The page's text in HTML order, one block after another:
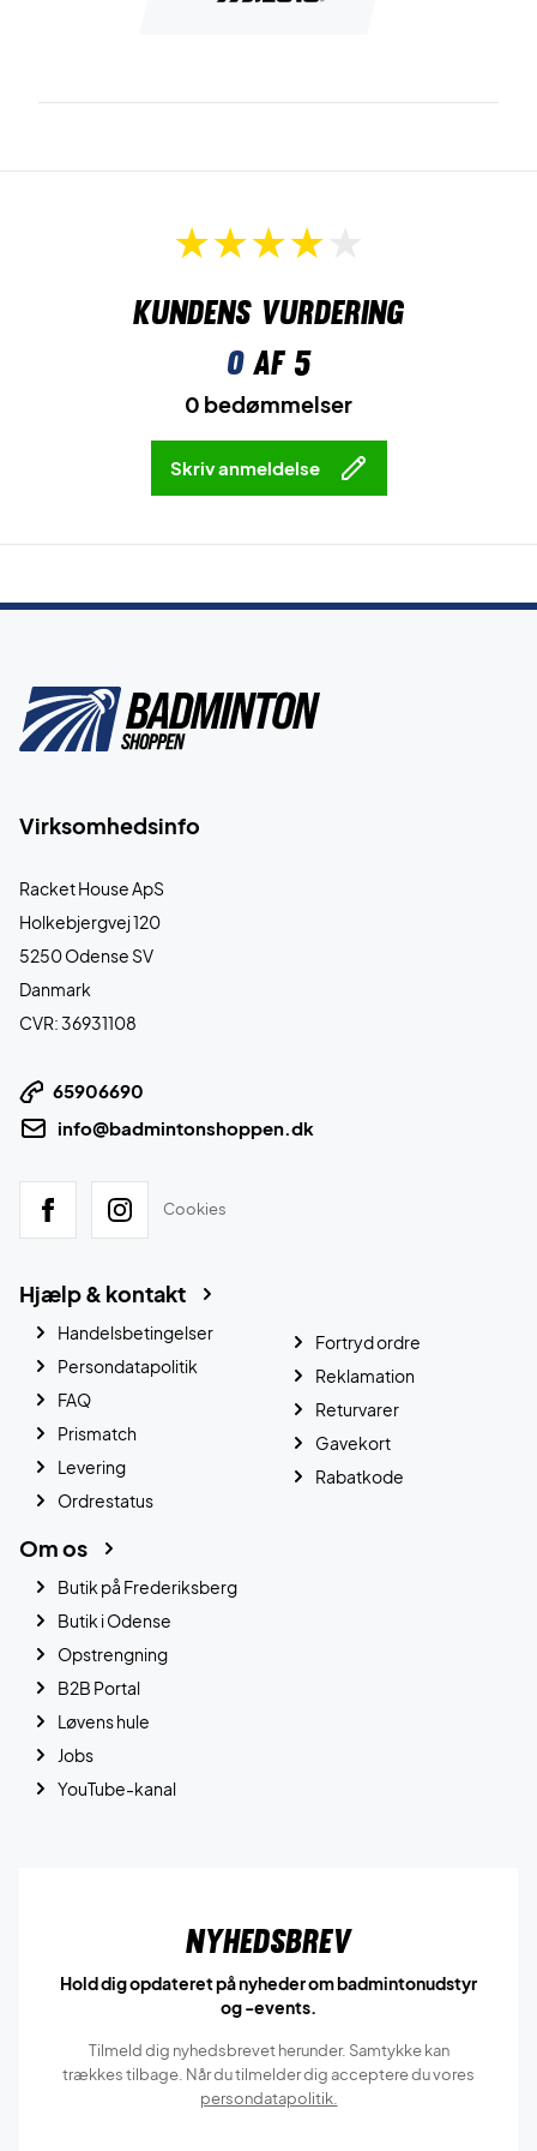
Kundens vurdering
0af 5
0 bedømmelser
Skriv anmeldelse
Virksomhedsinfo
Racket House ApS
Holkebjergvej 120
5250 Odense SV
Danmark
CVR: 36931108
65906690
info@badmintonshoppen.dk
Cookies
Hjælp & kontakt
Handelsbetingelser
Persondatapolitik
FAQ
Prismatch
Levering
Ordrestatus
Fortryd ordre
Reklamation
Returvarer
Gavekort
Rabatkode
Om os
Butik på Frederiksberg
Butik i Odense
Opstrengning
B2B Portal
Løvens hule
Jobs
YouTube-kanal
Nyhedsbrev
Hold dig opdateret på nyheder om badmintonudstyr
og -events.
Tilmeld dig nyhedsbrevet herunder. Samtykke kan
trækkes tilbage. Når du tilmelder dig acceptere du vores
persondatapolitik.